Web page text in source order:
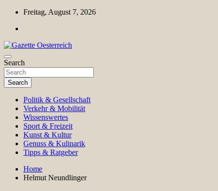
Skip
content
Freitag, August 7, 2026
Gazette Oesterreich
Magazin für Freizeit, Politik, Kultur & Wissenschaft
Search
Search
Politik & Gesellschaft
Verkehr & Mobilität
Wissenswertes
Sport & Freizeit
Kunst & Kultur
Genuss & Kulinarik
Tipps & Ratgeber
Home
Helmut Neundlinger